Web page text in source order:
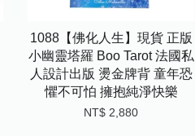
1088【佛化人生】現貨 正版
小幽靈塔羅 Boo Tarot 法國私
人設計出版 燙金牌背 童年恐
懼不可怕 擁抱純淨快樂
NT$ 2,880